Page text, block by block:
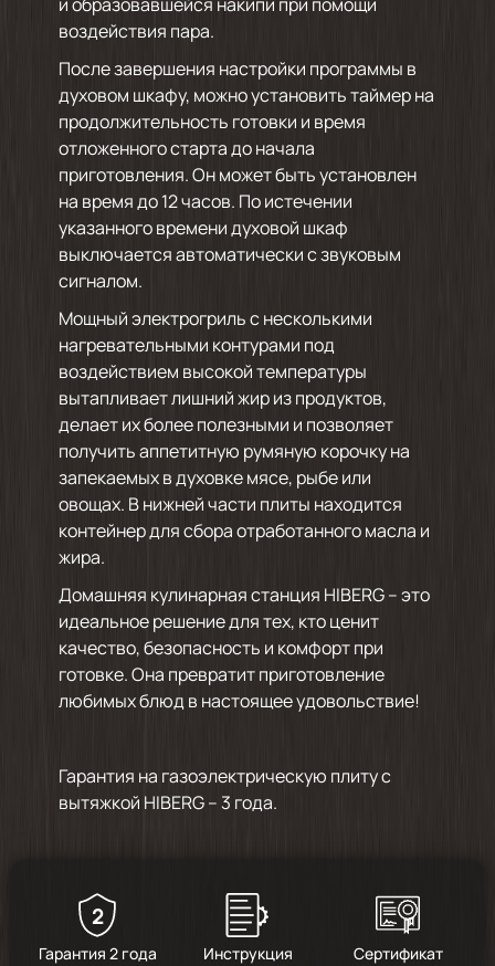
воздействия пара.
После завершения настройки программы в
духовом шкафу, можно установить таймер на
продолжительность готовки и время
отложенного старта до начала
приготовления. Он может быть установлен
на время до 12 часов. По истечении
указанного времени духовой шкаф
выключается автоматически с звуковым
сигналом.
Мощный электрогриль с несколькими
нагревательными контурами под
воздействием высокой температуры
вытапливает лишний жир из продуктов,
делает их более полезными и позволяет
получить аппетитную румяную корочку на
запекаемых в духовке мясе, рыбе или
овощах. В нижней части плиты находится
контейнер для сбора отработанного масла и
жира.
Домашняя кулинарная станция HIBERG – это
идеальное решение для тех, кто ценит
качество, безопасность и комфорт при
готовке. Она превратит приготовление
любимых блюд в настоящее удовольствие!
Гарантия на газоэлектрическую плиту с
вытяжкой HIBERG – 3 года.
2
Гарантия 2 года Инструкция Сертификат